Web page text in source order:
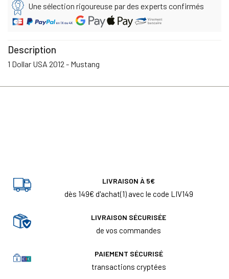
Une sélection rigoureuse par des experts confirmés
Description
1 Dollar USA 2012 - Mustang
LIVRAISON À 5€
dès 149€ d'achat(1) avec le code LIV149
LIVRAISON SÉCURISÉE
de vos commandes
PAIEMENT SÉCURISÉ
transactions cryptées